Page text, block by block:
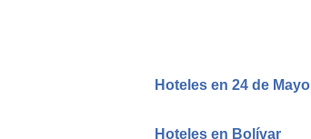
Hoteles en 24 de Mayo
Hoteles en Bolívar